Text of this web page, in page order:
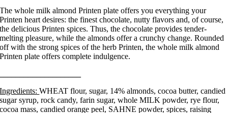
The whole milk almond Printen plate offers you everything your
Printen heart desires: the finest chocolate, nutty flavors and, of course,
the delicious Printen spices. Thus, the chocolate provides tender-
melting pleasure, while the almonds offer a crunchy change. Rounded
off with the strong spices of the herb Printen, the whole milk almond
Printen plate offers complete indulgence.
Ingredients:WHEAT flour, sugar, 14% almonds, cocoa butter, candied
sugar syrup, rock candy, farin sugar, whole MILK powder, rye flour,
cocoa mass, candied orange peel, SAHNE powder, spices, raising